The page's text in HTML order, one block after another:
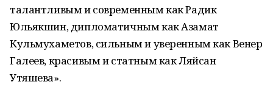
талантливым и современным как Радик
Юльякшин, дипломатичным как Азамат
Кульмухаметов, сильным и уверенным как Венер
Галеев, красивым и статным как Ляйсан
Утяшева».